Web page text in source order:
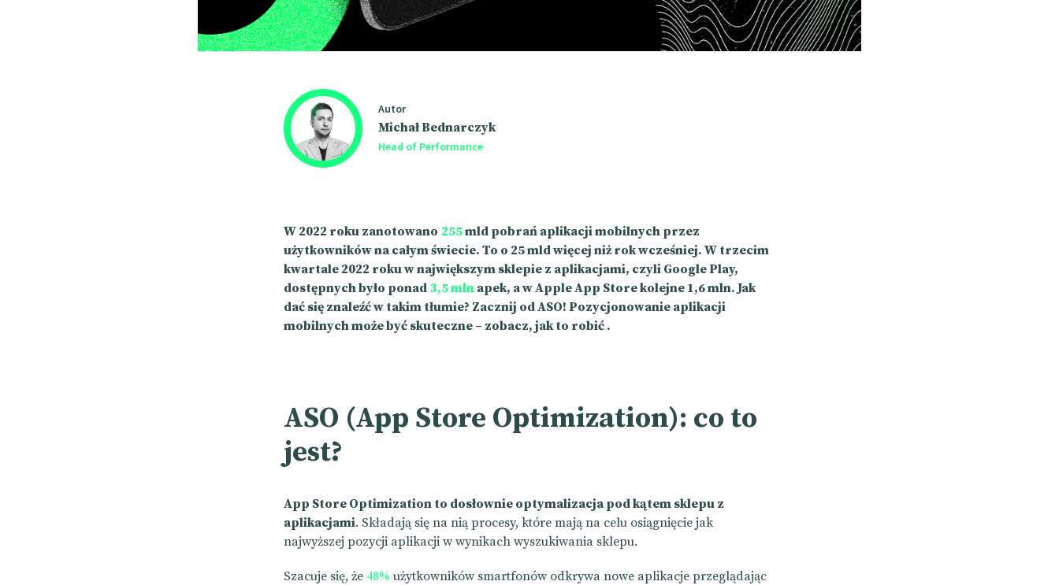
Autor
Michał Bednarczyk
Head of Performance
W 2022 roku zanotowano 255mld pobrań aplikacji mobilnych przez
użytkowników na całym świecie. To o 25 mld więcej niż rok wcześniej. W trzecim
kwartale 2022 roku w największym sklepie z aplikacjami, czyli Google Play,
dostępnych było ponad 3,5 mln apek, a w Apple App Store kolejne 1,6 mln. Jak
dać się znaleźć w takim tłumie? Zacznij od ASO! Pozycjonowanie aplikacji
mobilnych może być skuteczne – zobacz, jak to robić .
ASO (App Store Optimization): co to
jest?
App Store Optimization to dosłownie optymalizacja pod kątem sklepu z
aplikacjami. Składają się na nią procesy, które mają na celu osiągnięcie jak
najwyższej pozycji aplikacji w wynikach wyszukiwania sklepu.
Szacuje się, że 48% użytkowników smartfonów odkrywa nowe aplikacje przeglądając